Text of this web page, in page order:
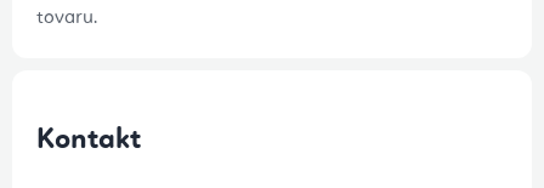
tovaru.
Kontakt